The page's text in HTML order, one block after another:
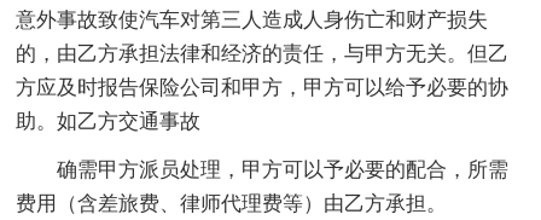
意外事故致使汽车对第三人造成人身伤亡和财产损失
的，由乙方承担法律和经济的责任，与甲方无关。但乙
方应及时报告保险公司和甲方，甲方可以给予必要的协
助。如乙方交通事故
确需甲方派员处理，甲方可以予必要的配合，所需
费用（含差旅费、律师代理费等）由乙方承担。